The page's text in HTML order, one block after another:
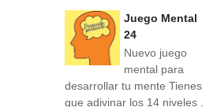
Juego Mental
24
Nuevo juego
mental para
desarrollar tu mente Tienes
que adivinar los 14 niveles .